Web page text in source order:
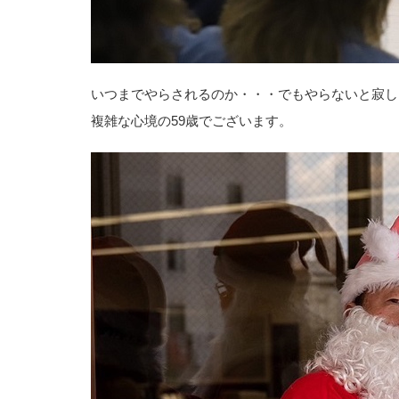
いつまでやらされるのか・・・でもやらないと寂
複雑な心境の59歳でございます。